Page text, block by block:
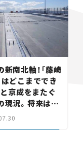
新南北軸！「藤崎
はどこまででき
京成をまたぐ
現況。将来は
鎌ケ谷」を最短